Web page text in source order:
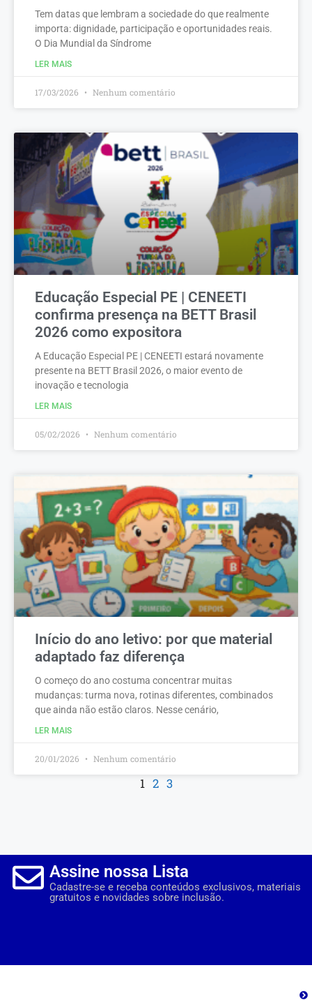
Tem datas que lembram a sociedade do que realmente
importa: dignidade, participação e oportunidades reais.
O Dia Mundial da Síndrome
LER MAIS
17/03/2026 Nenhum comentário
Educação Especial PE | CENEETI
confirma presença na BETT Brasil
2026 como expositora
A Educação Especial PE | CENEETI estará novamente
presente na BETT Brasil 2026, o maior evento de
inovação e tecnologia
LER MAIS
05/02/2026 Nenhum comentário
Início do ano letivo: por que material
adaptado faz diferença
O começo do ano costuma concentrar muitas
mudanças: turma nova, rotinas diferentes, combinados
que ainda não estão claros. Nesse cenário,
LER MAIS
20/01/2026 Nenhum comentário
1 2 3
Assine nossa Lista
Cadastre-se e receba conteúdos exclusivos, materiais
gratuitos e novidades sobre inclusão.